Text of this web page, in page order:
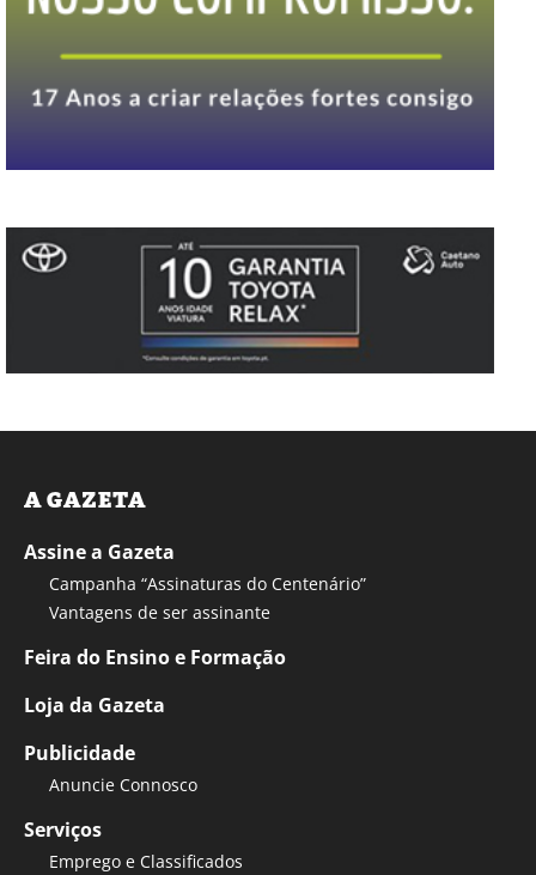
A GAZETA
Assine a Gazeta
Campanha “Assinaturas do Centenário”
Vantagens de ser assinante
Feira do Ensino e Formação
Loja da Gazeta
Publicidade
Anuncie Connosco
Serviços
Emprego e Classificados